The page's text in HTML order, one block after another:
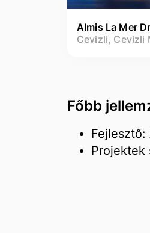
Almis La Mer
Cevizli, Cevizli
Főbb
Projektek